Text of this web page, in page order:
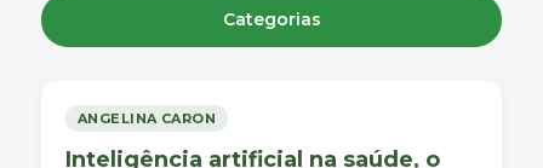
ANGELINA CARON
Inteligência artificial na saúde, o
Categorias